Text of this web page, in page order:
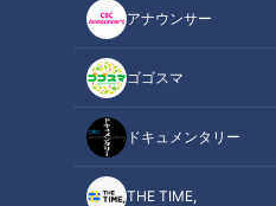
アナウンサー
ゴゴスマ
ドキュメンタリー
THE TIME,